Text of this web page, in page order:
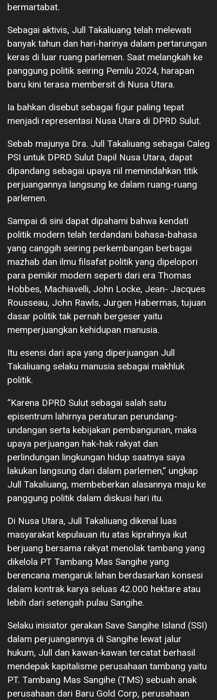
bermartabat.
Sebagai aktivis, Jull Takaliuang telah melewati
banyak tahun dan hari-harinya dalam pertarungan
keras di luar ruang parlemen. Saat melangkah ke
panggung politik seiring Pemilu 2024, harapan
baru kini terasa membersit di Nusa Utara.
Ia bahkan disebut sebagai figur paling tepat
menjadi representasi Nusa Utara di DPRD Sulut.
Sebab majunya Dra. Jull Takaliuang sebagai Caleg
PSI untuk DPRD Sulut Dapil Nusa Utara, dapat
dipandang sebagai upaya riil memindahkan titik
perjuangannya langsung ke dalam ruang-ruang
parlemen.
Sampai di sini dapat dipahami bahwa kendati
politik modern telah terdandani bahasa-bahasa
yang canggih seiring perkembangan berbagai
mazhab dan ilmu filsafat politik yang dipelopori
para pemikir modern seperti dari era Thomas
Hobbes, Machiavelli, John Locke, Jean- Jacques
Rousseau, John Rawls, Jurgen Habermas, tujuan
dasar politik tak pernah bergeser yaitu
memperjuangkan kehidupan manusia.
Itu esensi dari apa yang diperjuangan Jull
Takaliuang selaku manusia sebagai makhluk
politik.
“Karena DPRD Sulut sebagai salah satu
episentrum lahirnya peraturan perundang-
undangan serta kebijakan pembangunan, maka
upaya perjuangan hak-hak rakyat dan
perlindungan lingkungan hidup saatnya saya
lakukan langsung dari dalam parlemen,” ungkap
Jull Takaliuang, membeberkan alasannya maju ke
panggung politik dalam diskusi hari itu.
Di Nusa Utara, Jull Takaliuang dikenal luas
masyarakat kepulauan itu atas kiprahnya ikut
berjuang bersama rakyat menolak tambang yang
dikelola PT Tambang Mas Sangihe yang
berencana mengaruk lahan berdasarkan konsesi
dalam kontrak karya seluas 42.000 hektare atau
lebih dari setengah pulau Sangihe.
Selaku inisiator gerakan Save Sangihe Island (SSI)
dalam perjuangannya di Sangihe lewat jalur
hukum, Jull dan kawan-kawan tercatat berhasil
mendepak kapitalisme perusahaan tambang yaitu
PT. Tambang Mas Sangihe (TMS) sebuah anak
perusahaan dari Baru Gold Corp, perusahaan